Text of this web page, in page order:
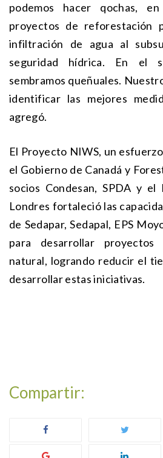
podemos hacer qochas,
proyectos de reforestación
infiltración de agua al
seguridad hídrica. En el
sembramos queñuales.
identificar las mejores
agregó.
El Proyecto NIWS, un
el Gobierno de Canadá y
socios Condesan, SPDA y
Londres fortaleció las
de Sedapar, Sedapal, EPS
para desarrollar
natural, logrando reducir el
desarrollar estas iniciativas.